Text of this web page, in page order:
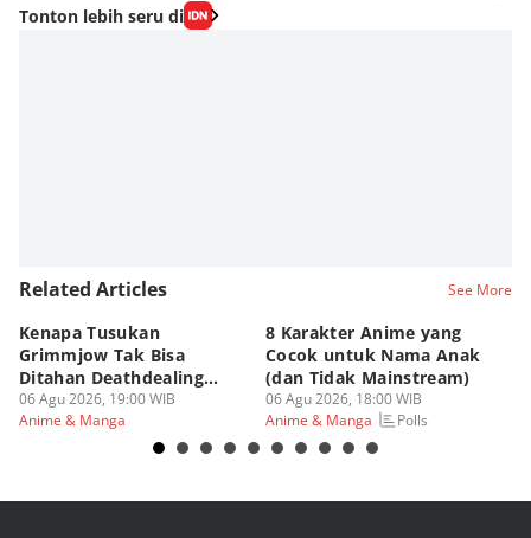
Editor
Fahrul Razi Uni Nurullah
Tonton lebih seru di
Related Articles See More
Kenapa Tusukan
Grimmjow Tak Bisa
Ditahan Deathdealing
Askin Bleach?
06 Agu 2026, 19:00 WIB
Anime & Manga
8 Karakter Anime yang
Cocok untuk Nama Anak
(dan Tidak Mainstream)
06 Agu 2026, 18:00 WIB
Anime & Manga
Polls